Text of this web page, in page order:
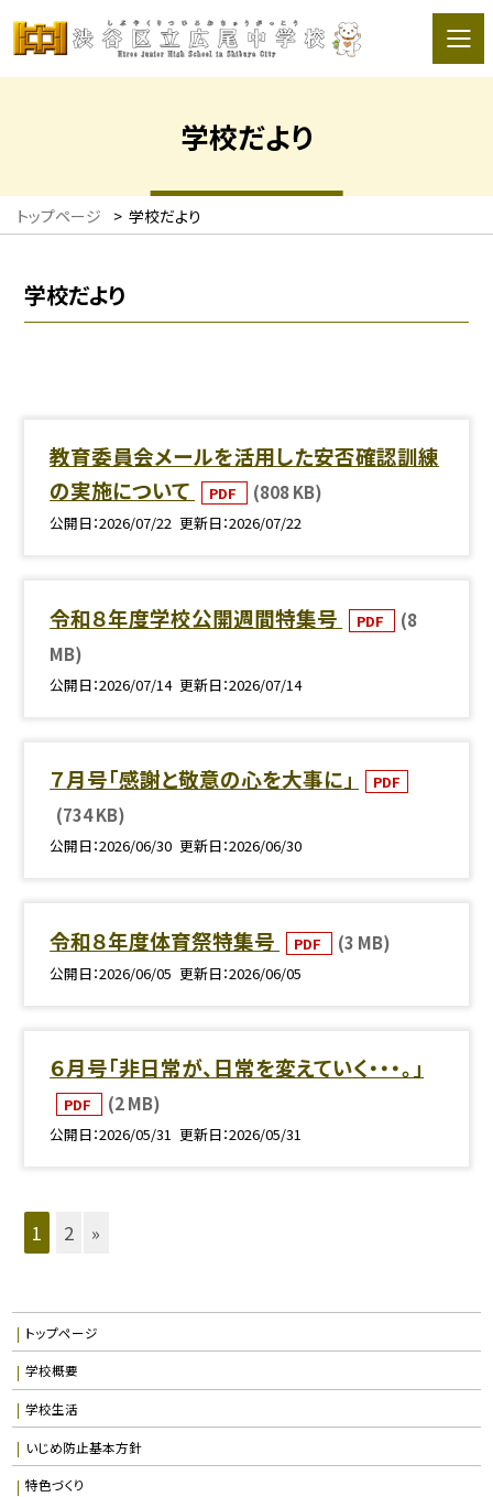
学校だより
トップページ > 学校だより
学校だより
教育委員会メールを活用した安否確認訓練
の実施について
PDF (808 KB)
公開日 2026/07/22 更新日 2026/07/22
令和８年度学校公開週間特集号 PDF
(8
MB)
公開日 2026/07/14 更新日 2026/07/14
７月号「感謝と敬意の心を大事に」 PDF
(734 KB)
公開日 2026/06/30 更新日 2026/06/30
令和８年度体育祭特集号 PDF (3 MB)
公開日 2026/06/05 更新日 2026/06/05
６月号「非日常が、日常を変えていく・・・。」
PDF (2 MB)
公開日 2026/05/31 更新日 2026/05/31
1 2 »
トップページ
学校概要
学校生活
いじめ防止基本方針
特色づくり